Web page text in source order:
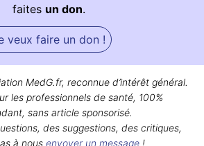
faites un don.
veux faire un don !
MedG.fr, reconnue d’intérêt général.
les professionnels de santé, 100%
sans article sponsorisé.
des suggestions, des critiques,
à nous envoyer un message!